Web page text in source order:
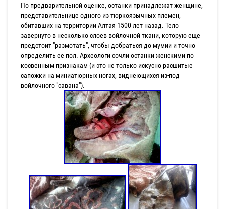
По предварительной оценке, останки принадлежат женщине,
представительнице одного из тюркоязычных племен,
обитавших на территории Алтая 1500 лет назад. Тело
завернуто в несколько слоев войлочной ткани, которую еще
предстоит "размотать", чтобы добраться до мумии и точно
определить ее пол. Археологи сочли останки женскими по
косвенным признакам (и это не только искусно расшитые
сапожки на миниатюрных ногах, виднеющихся из-под
войлочного "савана").